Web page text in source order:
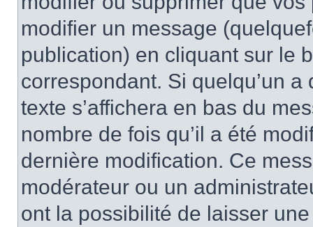
modifier un message
publication) en cliquant sur le
correspondant. Si quelqu’un
texte s’affichera en bas du
nombre de fois qu’il a été
dernière modification. Ce
modérateur ou un
ont la possibilité de laisser